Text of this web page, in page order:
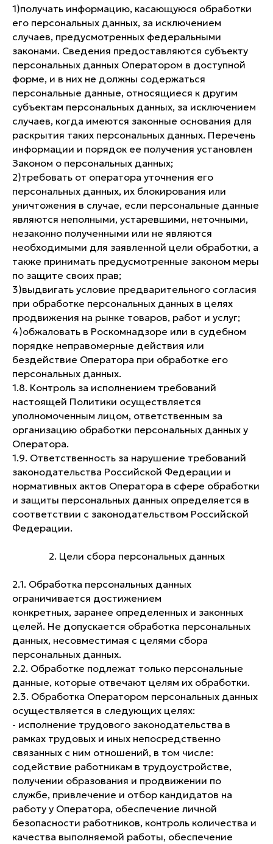
1)​получать информацию, касающуюся обработки
его персональных данных, за исключением
случаев, предусмотренных федеральными
законами. Сведения предоставляются субъекту
персональных данных Оператором в доступной
форме, и в них не должны содержаться
персональные данные, относящиеся к другим
субъектам персональных данных, за исключением
случаев, когда имеются законные основания для
раскрытия таких персональных данных. Перечень
информации и порядок ее получения установлен
Законом о персональных данных;
2)​требовать от оператора уточнения его
персональных данных, их блокирования или
уничтожения в случае, если персональные данные
являются неполными, устаревшими, неточными,
незаконно полученными или не являются
необходимыми для заявленной цели обработки, а
также принимать предусмотренные законом меры
по защите своих прав;
3)​выдвигать условие предварительного согласия
при обработке персональных данных в целях
продвижения на рынке товаров, работ и услуг;
4)​обжаловать в Роскомнадзоре или в судебном
порядке неправомерные действия или
бездействие Оператора при обработке его
персональных данных.
1.8. Контроль за исполнением требований
настоящей Политики осуществляется
уполномоченным лицом, ответственным за
организацию обработки персональных данных у
Оператора.
1.9. Ответственность за нарушение требований
законодательства Российской Федерации и
нормативных актов Оператора в сфере обработки
и защиты персональных данных определяется в
соответствии с законодательством Российской
Федерации.
2. Цели сбора персональных данных
2.1. Обработка персональных данных
ограничивается достижением
конкретных, заранее определенных и законных
целей. Не допускается обработка персональных
данных, несовместимая с целями сбора
персональных данных.
2.2. Обработке подлежат только персональные
данные, которые отвечают целям их обработки.
2.3. Обработка Оператором персональных данных
осуществляется в следующих целях:
- исполнение трудового законодательства в
рамках трудовых и иных непосредственно
связанных с ним отношений, в том числе:
содействие работникам в трудоустройстве,
получении образования и продвижении по
службе, привлечение и отбор кандидатов на
работу у Оператора, обеспечение личной
безопасности работников, контроль количества и
качества выполняемой работы, обеспечение